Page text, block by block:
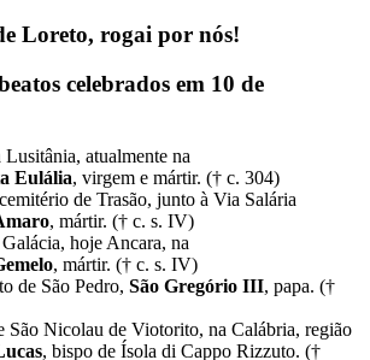
Loreto, rogai por nós!
celebrados em 10 de
atualmente na
Eulália, virgem e mártir. († c. 304)
de Trasão, junto à Via Salária
, mártir. († c. s. IV)
hoje Ancara, na
, mártir. († c. s. IV)
de São Pedro, São Gregório III, papa. (†
São Nicolau de Viotorito, na Calábria, região
, bispo de Ísola di Cappo Rizzuto. (†